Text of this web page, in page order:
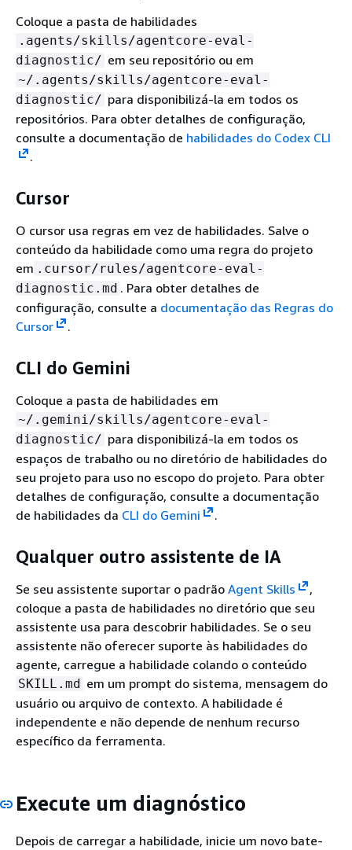
Coloque a pasta de habilidades
.agents/skills/agentcore-eval-
diagnostic/ em seu repositório ou em
~/.agents/skills/agentcore-eval-
diagnostic/ para disponibilizá-la em todos os
repositórios. Para obter detalhes de configuração,
consulte a documentação de habilidades do Codex CLI
.
Cursor
O cursor usa regras em vez de habilidades. Salve o
conteúdo da habilidade como uma regra do projeto
em .cursor/rules/agentcore-eval-
diagnostic.md . Para obter detalhes de
configuração, consulte a documentação das Regras do
Cursor
.
CLI do Gemini
Coloque a pasta de habilidades em
~/.gemini/skills/agentcore-eval-
diagnostic/ para disponibilizá-la em todos os
espaços de trabalho ou no diretório de habilidades do
seu projeto para uso no escopo do projeto. Para obter
detalhes de configuração, consulte a documentação
de habilidades da CLI do Gemini .
Qualquer outro assistente de IA
Se seu assistente suportar o padrão Agent Skills
,
coloque a pasta de habilidades no diretório que seu
assistente usa para descobrir habilidades. Se o seu
assistente não oferecer suporte às habilidades do
agente, carregue a habilidade colando o conteúdo
SKILL.md em um prompt do sistema, mensagem do
usuário ou arquivo de contexto. A habilidade é
independente e não depende de nenhum recurso
específico da ferramenta.
Execute um diagnóstico
Depois de carregar a habilidade, inicie um novo bate-